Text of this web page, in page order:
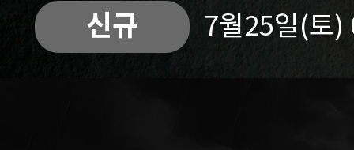
신규 7월25일(토